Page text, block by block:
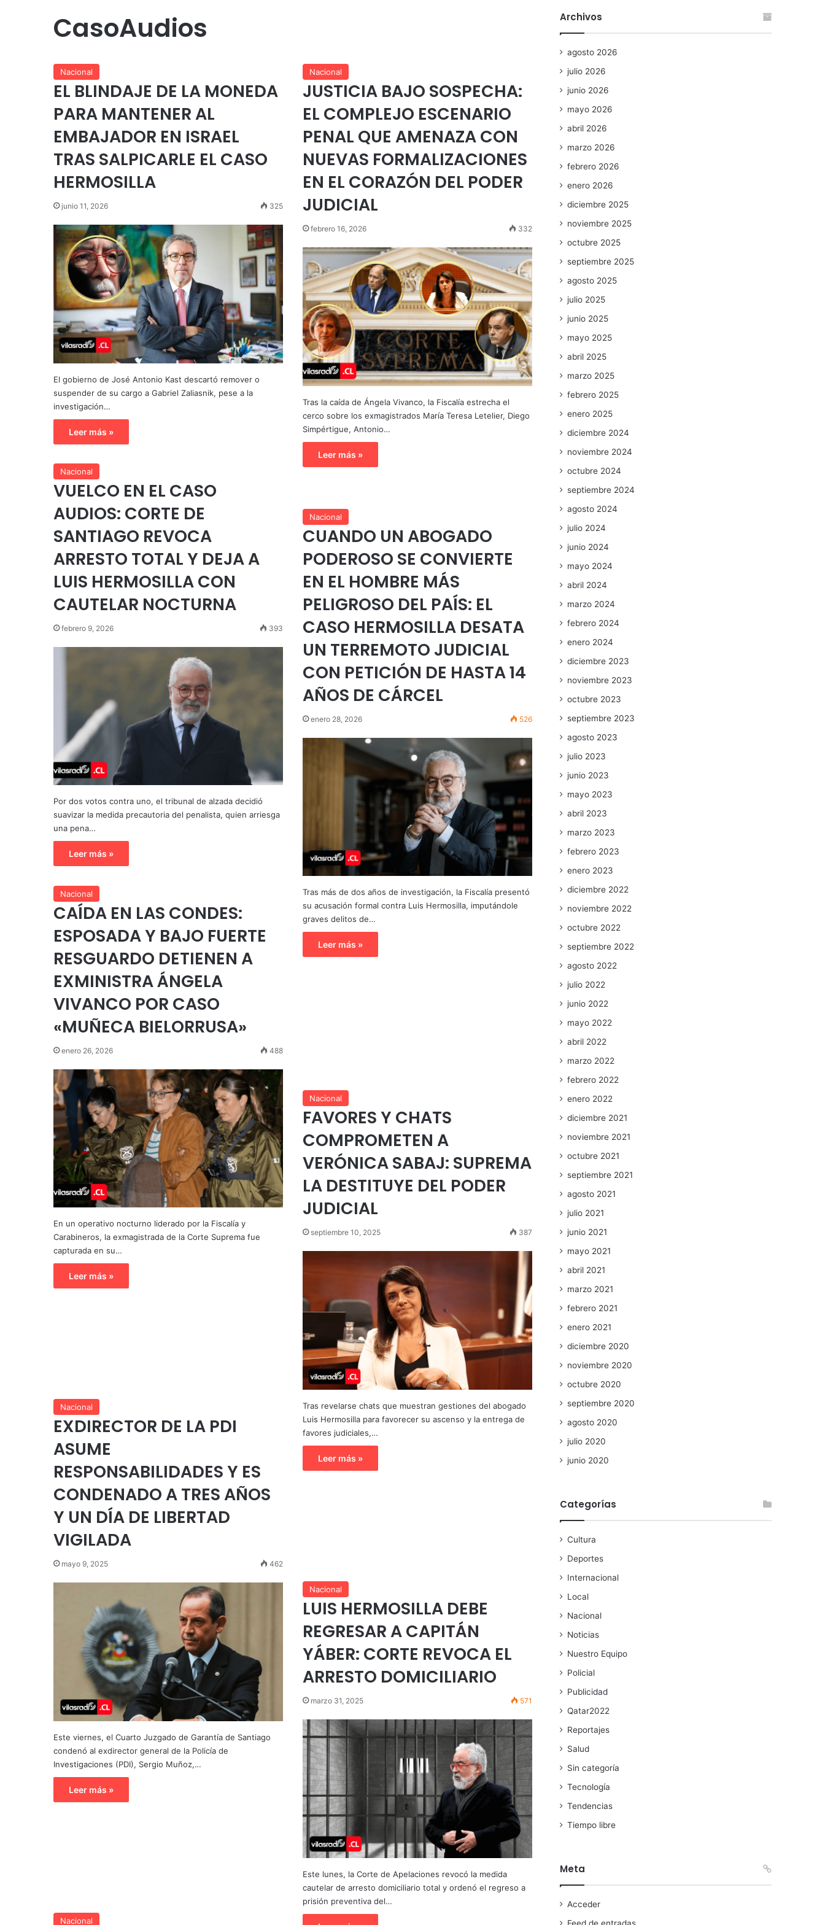
CasoAudios
Nacional
EL BLINDAJE DE LA MONEDA
PARA MANTENER AL
EMBAJADOR EN ISRAEL
TRAS SALPICARLE EL CASO
HERMOSILLA
junio 11, 2026 325
El gobierno de José Antonio Kast descartó remover o
suspender de su cargo a Gabriel Zaliasnik, pese a la
investigación…
Leer más »
Nacional
JUSTICIA BAJO SOSPECHA:
EL COMPLEJO ESCENARIO
PENAL QUE AMENAZA CON
NUEVAS FORMALIZACIONES
EN EL CORAZÓN DEL PODER
JUDICIAL
febrero 16, 2026 332
Tras la caída de Ángela Vivanco, la Fiscalía estrecha el
cerco sobre los exmagistrados María Teresa Letelier, Diego
Simpértigue, Antonio…
Leer más »
Nacional
VUELCO EN EL CASO
AUDIOS: CORTE DE
SANTIAGO REVOCA
ARRESTO TOTAL Y DEJA A
LUIS HERMOSILLA CON
CAUTELAR NOCTURNA
febrero 9, 2026 393
Por dos votos contra uno, el tribunal de alzada decidió
suavizar la medida precautoria del penalista, quien arriesga
una pena…
Leer más »
Nacional
CUANDO UN ABOGADO
PODEROSO SE CONVIERTE
EN EL HOMBRE MÁS
PELIGROSO DEL PAÍS: EL
CASO HERMOSILLA DESATA
UN TERREMOTO JUDICIAL
CON PETICIÓN DE HASTA 14
AÑOS DE CÁRCEL
enero 28, 2026 526
Tras más de dos años de investigación, la Fiscalía presentó
su acusación formal contra Luis Hermosilla, imputándole
graves delitos de…
Leer más »
Nacional
CAÍDA EN LAS CONDES:
ESPOSADA Y BAJO FUERTE
RESGUARDO DETIENEN A
EXMINISTRA ÁNGELA
VIVANCO POR CASO
«MUÑECA BIELORRUSA»
enero 26, 2026 488
En un operativo nocturno liderado por la Fiscalía y
Carabineros, la exmagistrada de la Corte Suprema fue
capturada en su…
Leer más »
Nacional
FAVORES Y CHATS
COMPROMETEN A
VERÓNICA SABAJ: SUPREMA
LA DESTITUYE DEL PODER
JUDICIAL
septiembre 10, 2025 387
Tras revelarse chats que muestran gestiones del abogado
Luis Hermosilla para favorecer su ascenso y la entrega de
favores judiciales,…
Leer más »
Nacional
EXDIRECTOR DE LA PDI
ASUME
RESPONSABILIDADES Y ES
CONDENADO A TRES AÑOS
Y UN DÍA DE LIBERTAD
VIGILADA
mayo 9, 2025 462
Este viernes, el Cuarto Juzgado de Garantía de Santiago
condenó al exdirector general de la Policía de
Investigaciones (PDI), Sergio Muñoz,…
Leer más »
Nacional
LUIS HERMOSILLA DEBE
REGRESAR A CAPITÁN
YÁBER: CORTE REVOCA EL
ARRESTO DOMICILIARIO
marzo 31, 2025 571
Este lunes, la Corte de Apelaciones revocó la medida
cautelar de arresto domiciliario total y ordenó el regreso a
prisión preventiva del…
Nacional
Archivos
agosto 2026
julio 2026
junio 2026
mayo 2026
abril 2026
marzo 2026
febrero 2026
enero 2026
diciembre 2025
noviembre 2025
octubre 2025
septiembre 2025
agosto 2025
julio 2025
junio 2025
mayo 2025
abril 2025
marzo 2025
febrero 2025
enero 2025
diciembre 2024
noviembre 2024
octubre 2024
septiembre 2024
agosto 2024
julio 2024
junio 2024
mayo 2024
abril 2024
marzo 2024
febrero 2024
enero 2024
diciembre 2023
noviembre 2023
octubre 2023
septiembre 2023
agosto 2023
julio 2023
junio 2023
mayo 2023
abril 2023
marzo 2023
febrero 2023
enero 2023
diciembre 2022
noviembre 2022
octubre 2022
septiembre 2022
agosto 2022
julio 2022
junio 2022
mayo 2022
abril 2022
marzo 2022
febrero 2022
enero 2022
diciembre 2021
noviembre 2021
octubre 2021
septiembre 2021
agosto 2021
julio 2021
junio 2021
mayo 2021
abril 2021
marzo 2021
febrero 2021
enero 2021
diciembre 2020
noviembre 2020
octubre 2020
septiembre 2020
agosto 2020
julio 2020
junio 2020
Categorías
Cultura
Deportes
Internacional
Local
Nacional
Noticias
Nuestro Equipo
Policial
Publicidad
Qatar2022
Reportajes
Salud
Sin categoría
Tecnología
Tendencias
Tiempo libre
Meta
Acceder